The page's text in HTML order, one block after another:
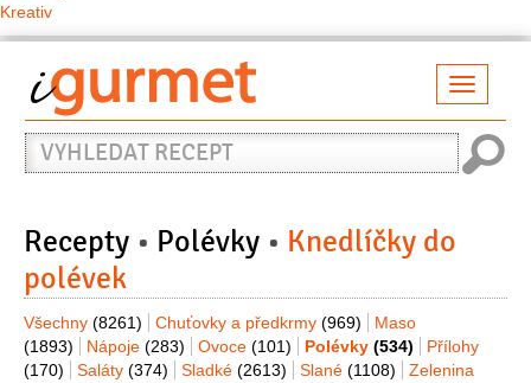
Kreativ
Vyhledat
recept
Recepty Polévky
Knedlíčky do
polévek
Všechny (8261) Chuťovky a předkrmy (969)
Maso
(1893)
Nápoje (283) Ovoce (101) Polévky (534)
Přílohy
(170)
Saláty (374) Sladké (2613) Slané (1108)
Zelenina